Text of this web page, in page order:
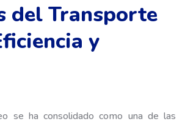
del Transporte
y
se ha consolidado como una de las